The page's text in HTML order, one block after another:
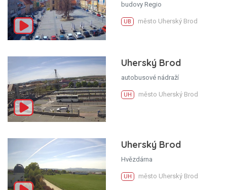
budovy Regio
UB město Uherský Brod
Uherský Brod
autobusové nádraží
UH město Uherský Brod
Uherský Brod
Hvězdárna
UH město Uherský Brod